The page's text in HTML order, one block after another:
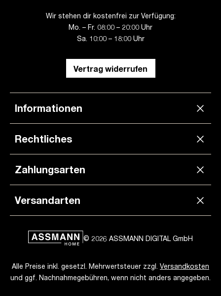
Wir stehen dir kostenfrei zur Verfügung:
Mo. – Fr. 08:00 – 20:00 Uhr
Sa. 10:00 – 18:00 Uhr
Vertrag widerrufen
Informationen
Rechtliches
Zahlungsarten
Versandarten
© 2026 ASSMANN DIGITAL GmbH
Alle Preise inkl. gesetzl. Mehrwertsteuer zzgl. Versandkosten
und ggf. Nachnahmegebühren, wenn nicht anders angegeben.